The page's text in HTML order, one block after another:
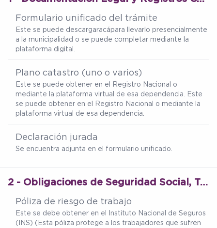
Formulario unificado del trámite
Este se puede descargaracápara llevarlo presencialmente
a la municipalidad o se puede completar mediante la
plataforma digital.
Plano catastro (uno o varios)
Este se puede obtener en el Registro Nacional o
mediante la plataforma virtual de esa dependencia. Este
se puede obtener en el Registro Nacional o mediante la
plataforma virtual de esa dependencia.
Declaración jurada
Se encuentra adjunta en el formulario unificado.
2 - Obligaciones de Seguridad Social, Tributarias y Permisos Operativos
Póliza de riesgo de trabajo
Este se debe obtener en el Instituto Nacional de Seguros
(INS) (Esta póliza protege a los trabajadores que sufren